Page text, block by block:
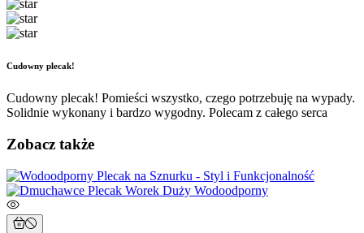
Cudowny plecak!
Cudowny plecak! Pomieści wszystko, czego potrzebuję na wypady.
Solidnie wykonany i bardzo wygodny. Polecam z całego serca
Zobacz także